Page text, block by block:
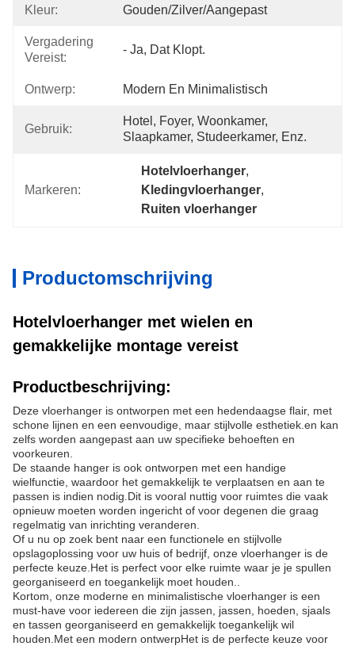
Kleur: Gouden/Zilver/aangepast
Vergadering
Vereist:
- Ja, Dat Klopt.
Ontwerp: Modern En Minimalistisch
Gebruik:
Hotel, Foyer, Woonkamer,
Slaapkamer, Studeerkamer, Enz.
Markeren:
Hotelvloerhanger,
Kledingvloerhanger,
Ruiten vloerhanger
Productomschrijving
Hotelvloerhanger met wielen en
gemakkelijke montage vereist
Productbeschrijving:
Deze vloerhanger is ontworpen met een hedendaagse flair, met
schone lijnen en een eenvoudige, maar stijlvolle esthetiek.en kan
zelfs worden aangepast aan uw specifieke behoeften en
voorkeuren.
De staande hanger is ook ontworpen met een handige
wielfunctie, waardoor het gemakkelijk te verplaatsen en aan te
passen is indien nodig.Dit is vooral nuttig voor ruimtes die vaak
opnieuw moeten worden ingericht of voor degenen die graag
regelmatig van inrichting veranderen.
Of u nu op zoek bent naar een functionele en stijlvolle
opslagoplossing voor uw huis of bedrijf, onze vloerhanger is de
perfecte keuze.Het is perfect voor elke ruimte waar je je spullen
georganiseerd en toegankelijk moet houden..
Kortom, onze moderne en minimalistische vloerhanger is een
must-have voor iedereen die zijn jassen, jassen, hoeden, sjaals
en tassen georganiseerd en gemakkelijk toegankelijk wil
houden.Met een modern ontwerpHet is de perfecte keuze voor